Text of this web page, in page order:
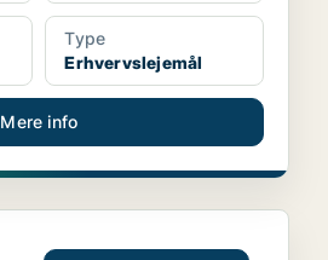
Type
Erhvervslejemål
Mere info